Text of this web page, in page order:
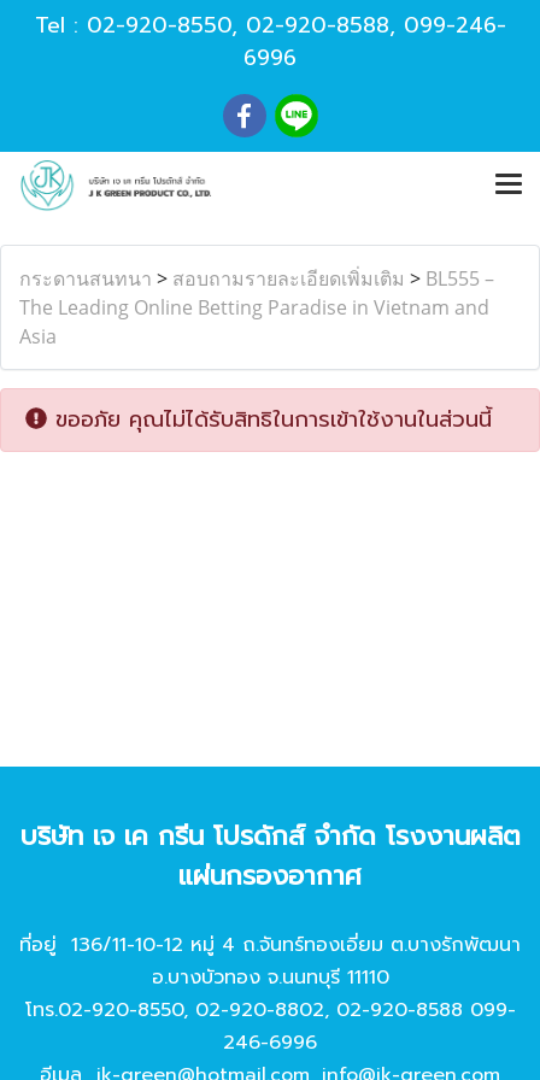
Tel : 02-920-8550, 02-920-8588, 099-246-
6996
กระดานสนทนา > สอบถามรายละเอียดเพิ่มเติม > BL555 –
The Leading Online Betting Paradise in Vietnam and
Asia
ขออภัย คุณไม่ได้รับสิทธิในการเข้าใช้งานในส่วนนี้
บริษัท เจ เค กรีน โปรดักส์ จํากัด โรงงานผลิต
แผ่นกรองอากาศ
ที่อยู่ 136/11-10-12 หมู่ 4 ถ.จันทร์ทองเอี่ยม ต.บางรักพัฒนา
อ.บางบัวทอง จ.นนทบุรี 11110
โทร.02-920-8550, 02-920-8802, 02-920-8588 099-
246-6996